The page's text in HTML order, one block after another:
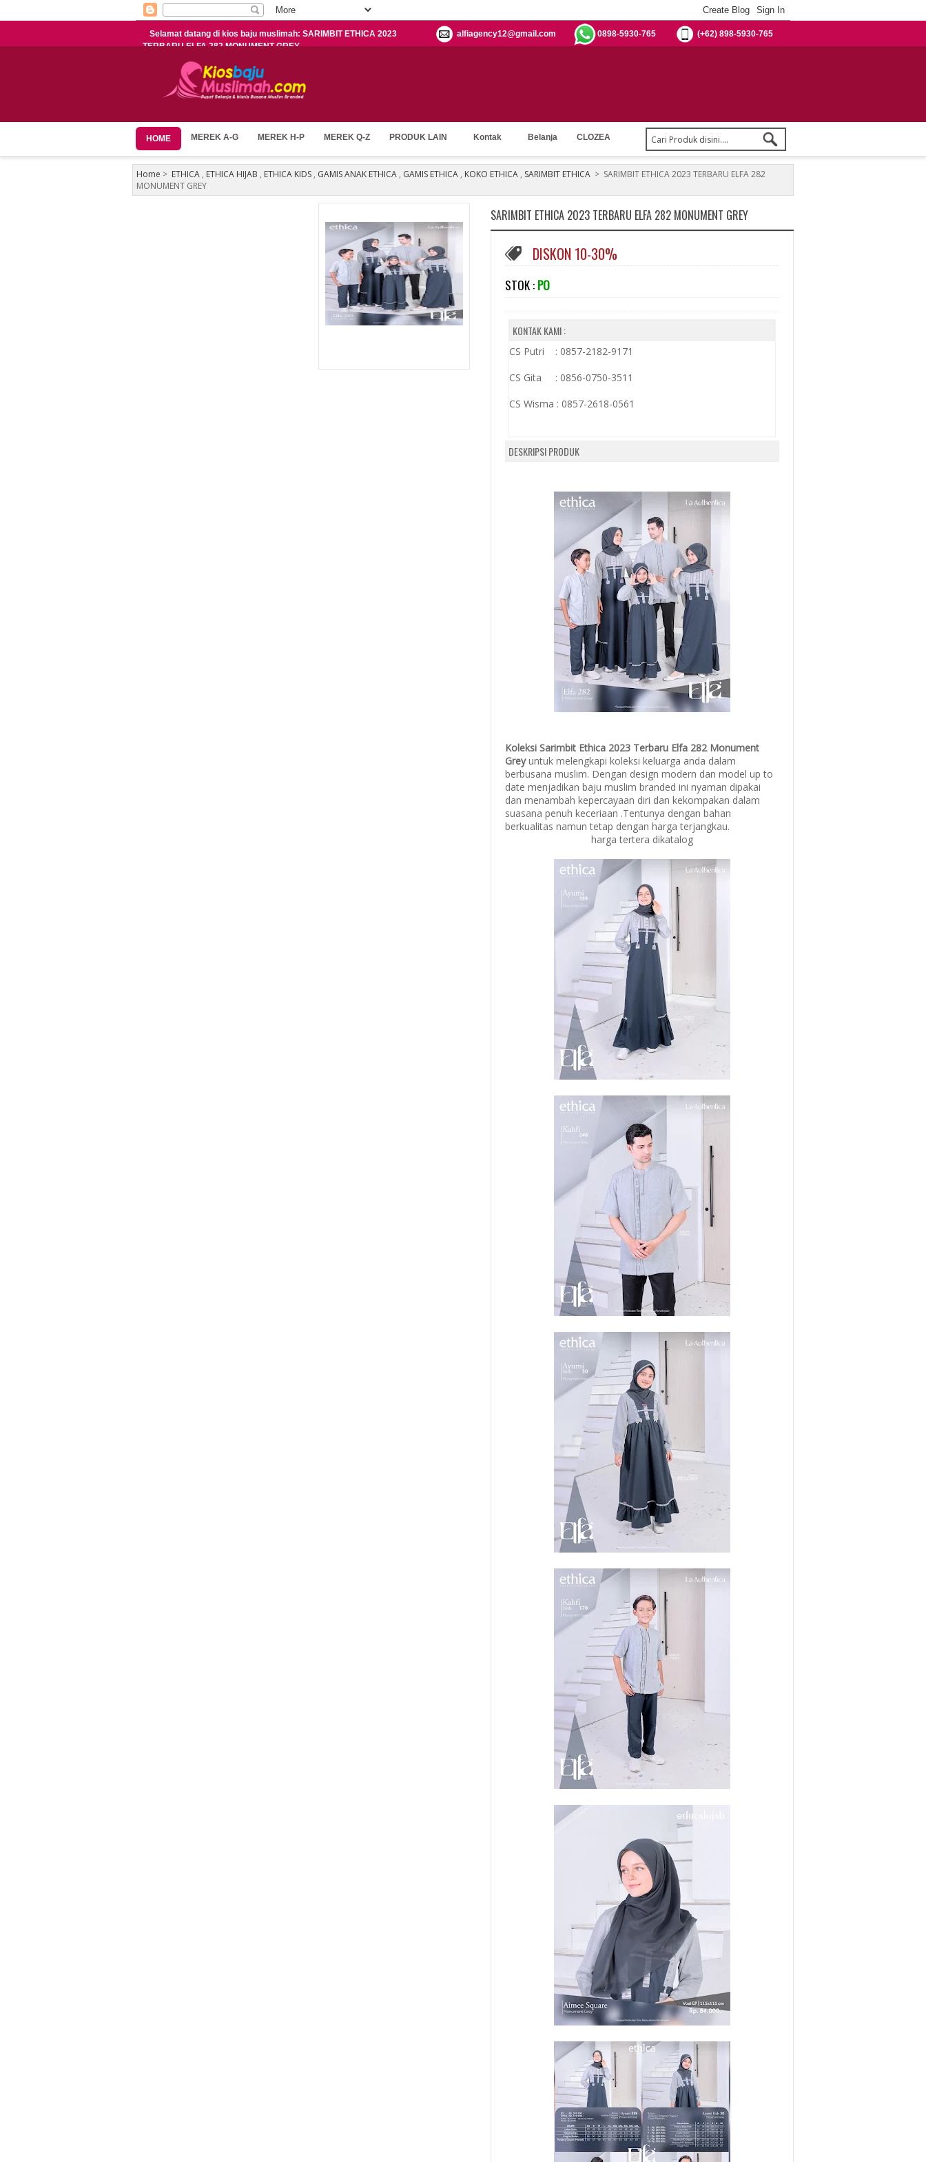
Selamat datang di kios baju muslimah: SARIMBIT ETHICA 2023
TERBARU ELFA 282 MONUMENT GREY
(+62) 898-5930-765
0898-5930-765
alfiagency12@gmail.com
HOME MEREK A-G MEREK H-P MEREK Q-Z PRODUK LAIN Kontak Belanja CLOZEA
Home > ETHICA , ETHICA HIJAB , ETHICA KIDS , GAMIS ANAK ETHICA , GAMIS ETHICA , KOKO ETHICA , SARIMBIT ETHICA > SARIMBIT ETHICA 2023 TERBARU ELFA 282
MONUMENT GREY
SARIMBIT ETHICA 2023 TERBARU ELFA 282 MONUMENT GREY
DISKON 10-30%
STOK : PO
KONTAK KAMI :
CS Putri : 0857-2182-9171
CS Gita : 0856-0750-3511
CS Wisma : 0857-2618-0561
DESKRIPSI PRODUK
Koleksi Sarimbit Ethica 2023 Terbaru Elfa 282 Monument
Greyuntuk melengkapi koleksi keluarga anda dalam
berbusana muslim. Dengan design modern dan model up to
date menjadikan baju muslim branded ini nyaman dipakai
dan menambah kepercayaan diri dan kekompakan dalam
suasana penuh keceriaan .Tentunya dengan bahan
berkualitas namun tetap dengan harga terjangkau.
harga tertera dikatalog